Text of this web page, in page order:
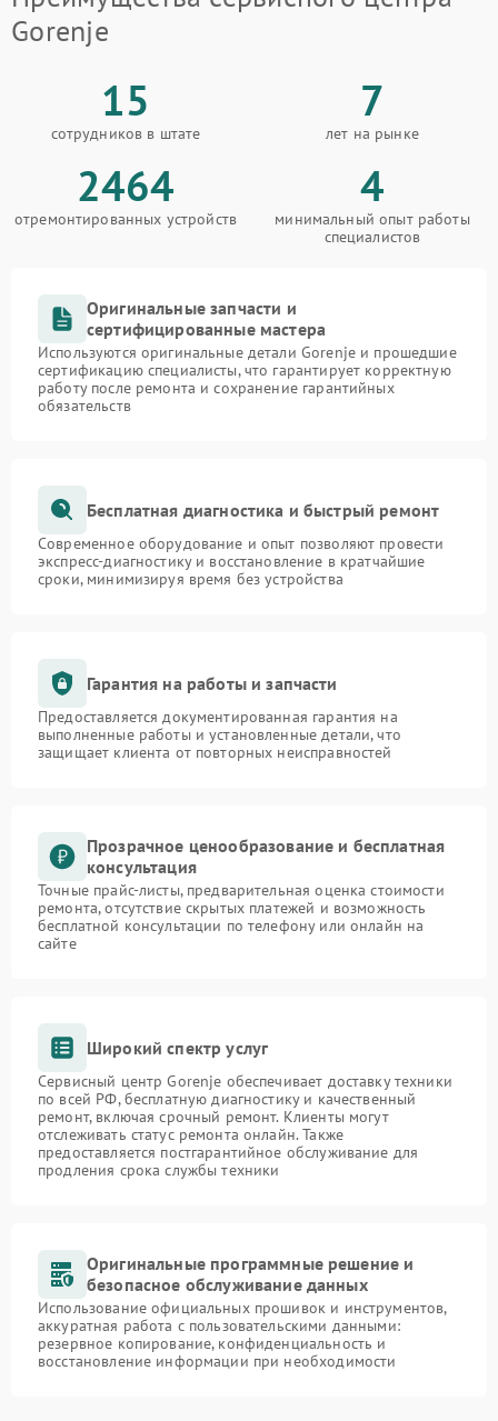
Gorenje
15
сотрудников в штате
7
лет на рынке
2464
отремонтированных устройств
4
минимальный опыт работы
специалистов
Оригинальные запчасти и
сертифицированные мастера
Используются оригинальные детали Gorenje и прошедшие
сертификацию специалисты, что гарантирует корректную
работу после ремонта и сохранение гарантийных
обязательств
Бесплатная диагностика и быстрый ремонт
Современное оборудование и опыт позволяют провести
экспресс-диагностику и восстановление в кратчайшие
сроки, минимизируя время без устройства
Гарантия на работы и запчасти
Предоставляется документированная гарантия на
выполненные работы и установленные детали, что
защищает клиента от повторных неисправностей
Прозрачное ценообразование и бесплатная
консультация
Точные прайс-листы, предварительная оценка стоимости
ремонта, отсутствие скрытых платежей и возможность
бесплатной консультации по телефону или онлайн на
сайте
Широкий спектр услуг
Сервисный центр Gorenje обеспечивает доставку техники
по всей РФ, бесплатную диагностику и качественный
ремонт, включая срочный ремонт. Клиенты могут
отслеживать статус ремонта онлайн. Также
предоставляется постгарантийное обслуживание для
продления срока службы техники
Оригинальные программные решение и
безопасное обслуживание данных
Использование официальных прошивок и инструментов,
аккуратная работа с пользовательскими данными:
резервное копирование, конфиденциальность и
восстановление информации при необходимости